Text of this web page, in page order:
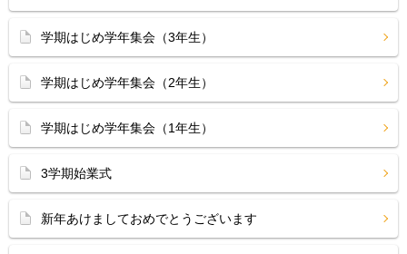
学期はじめ学年集会（3年生）
学期はじめ学年集会（2年生）
学期はじめ学年集会（1年生）
3学期始業式
新年あけましておめでとうございます